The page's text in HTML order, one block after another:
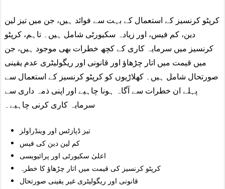
کرپٹو کرنسیز کے استعمال کے بہت سے فوائد ہیں، جن میں تیز لین
دین، کم فیس، اور زیادہ سکیورٹی شامل ہیں۔ تاہم، کرپٹو
کرنسیز میں سرمایہ کاری کے کچھ خطرات بھی موجود ہیں، جن
میں قیمت میں اتار چڑھاؤ اور قانونی اور ریگولیٹری عدم یقینی
صورتحال شامل ہیں۔ کھلاڑیوں کو کرپٹو کرنسیز کے استعمال سے
پہلے ان خطرات سے آگاہ ہونا چاہیے اور اپنی ذمہ داری سے
سرمایہ کاری کرنی چاہیے۔
تیز ڈپازٹس اور وینڈراولز
کم لین دین کی فیس
اعلیٰ سکیورٹی اور پرائیویسی
کرپٹو کرنسیز کی قیمت میں اتار چڑھاؤ کا خطرہ
قانونی اور ریگولیٹری غیر یقینی صورتحال